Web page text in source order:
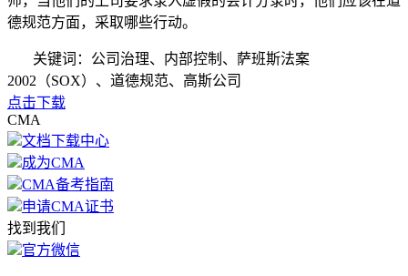
德规范方面，采取哪些行动。
关键词：公司治理、内部控制、萨班斯法案
2002（SOX）、道德规范、高斯公司
点击下载
CMA
文档下载中心
成为CMA
CMA备考指南
申请CMA证书
找到我们
官方微信